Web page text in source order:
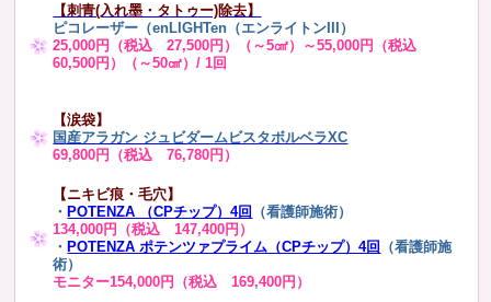
【刺青(入れ墨・タトゥー)除去】
ピコレーザー（enLIGHTen（エンライトンIII）
25,000円（税込 27,500円）（～5㎠）～55,000円（税込
60,500円）（～50㎠）/ 1回
【涙袋】
国産アラガン ジュビダームビスタボルベラXC
69,800円（税込 76,780円）
【ニキビ痕・毛穴】
・POTENZA （CPチップ）4回 （看護師施術）
134,000円（税込 147,400円）
・POTENZA ポテンツァプライム（CPチップ）4回 （看護師施
術）
モニター154,000円（税込 169,400円）